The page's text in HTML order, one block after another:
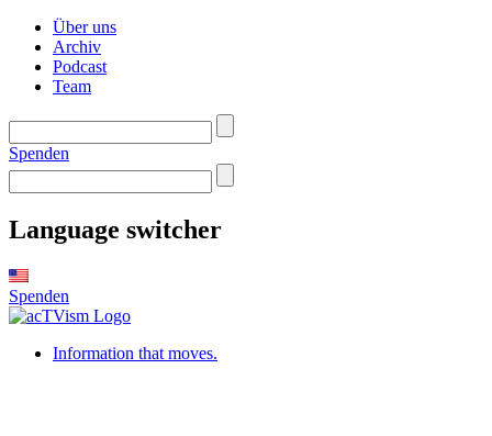
Über uns
Archiv
Podcast
Team
Spenden
Language switcher
Spenden
Information that moves.